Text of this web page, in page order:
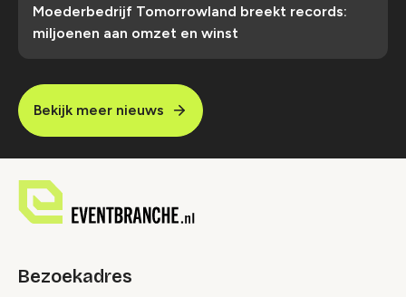
Moederbedrijf Tomorrowland breekt records:
miljoenen aan omzet en winst
Bekijk meer nieuws
Bezoekadres